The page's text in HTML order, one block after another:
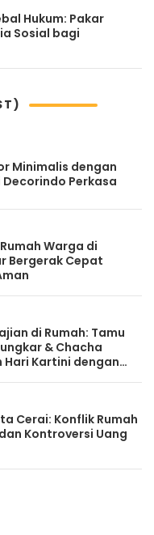
Hukum: Pakar
Sosial bagi
Minimalis dengan
Perkasa
Warga di
Bergerak Cepat
di Rumah: Tamu
& Chacha
Hari Kartini dengan
Cerai: Konflik Rumah
Kontroversi Uang